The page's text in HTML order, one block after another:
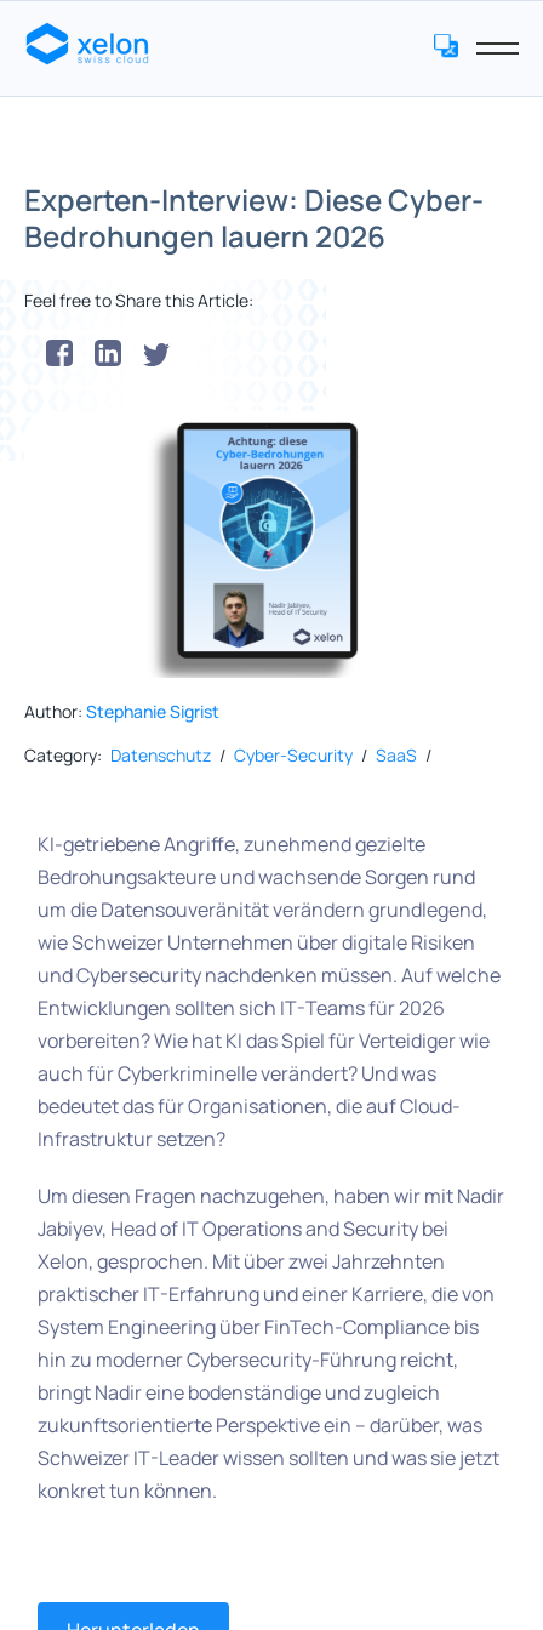
Experten-Interview: Diese Cyber-
Bedrohungen lauern 2026
Feel free to Share this Article:
Author: Stephanie Sigrist
Category: Datenschutz / Cyber-Security / SaaS /
KI-getriebene Angriffe, zunehmend gezielte
Bedrohungsakteure und wachsende Sorgen rund
um die Datensouveränität verändern grundlegend,
wie Schweizer Unternehmen über digitale Risiken
und Cybersecurity nachdenken müssen. Auf welche
Entwicklungen sollten sich IT-Teams für 2026
vorbereiten? Wie hat KI das Spiel für Verteidiger wie
auch für Cyberkriminelle verändert? Und was
bedeutet das für Organisationen, die auf Cloud-
Infrastruktur setzen?
Um diesen Fragen nachzugehen, haben wir mit Nadir
Jabiyev, Head of IT Operations and Security bei
Xelon, gesprochen. Mit über zwei Jahrzehnten
praktischer IT-Erfahrung und einer Karriere, die von
System Engineering über FinTech-Compliance bis
hin zu moderner Cybersecurity-Führung reicht,
bringt Nadir eine bodenständige und zugleich
zukunftsorientierte Perspektive ein – darüber, was
Schweizer IT-Leader wissen sollten und was sie jetzt
konkret tun können.